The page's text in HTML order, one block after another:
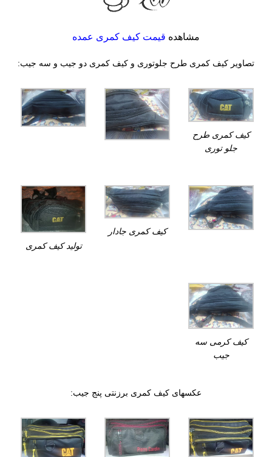
مشاهده قیمت کیف کمری عمده
تصاویر کیف کمری طرح جلوتوری و کیف کمری دو جیب و سه جیب:
کیف کمری طرح
جلو توری
کیف کمری جادار
تولید کیف کمری
کیف کرمی سه
جیب
عکسهای کیف کمری برزنتی پنج جیب: